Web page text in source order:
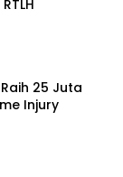
Raih 25 Juta
Injury